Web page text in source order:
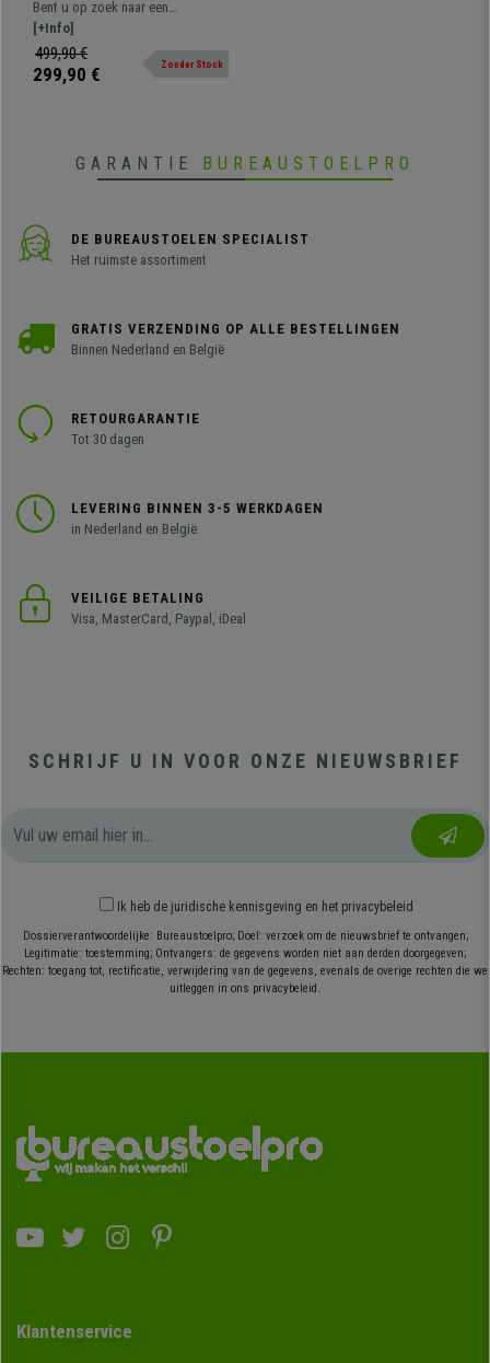
Uitstekende Kwaliteit,
Gebruik 8 uur, Groen
Bent u op zoek naar een
kwaliteitsstoel waar niets aan
ontbreekt? Dit model is volledig
verstelbaar en voldoet aan strenge
[+Info]
499,90 €
299,90 € Zonder Stock
GARANTIE BUREAUSTOELPRO
DE BUREAUSTOELEN SPECIALIST
Het ruimste assortiment
GRATIS VERZENDING OP ALLE BESTELLINGEN
Binnen Nederland en België
RETOURGARANTIE
Tot 30 dagen
LEVERING BINNEN 3-5 WERKDAGEN
in Nederland en België
VEILIGE BETALING
Visa, MasterCard, Paypal, iDeal
SCHRIJF U IN VOOR ONZE NIEUWSBRIEF
Ik heb de juridische kennisgeving en het privacybeleid
Dossierverantwoordelijke: Bureaustoelpro; Doel: verzoek om de nieuwsbrief te ontvangen;
Legitimatie: toestemming; Ontvangers: de gegevens worden niet aan derden doorgegeven;
Rechten: toegang tot, rectificatie, verwijdering van de gegevens, evenals de overige rechten die we
uitleggen in ons privacybeleid.
Klantenservice